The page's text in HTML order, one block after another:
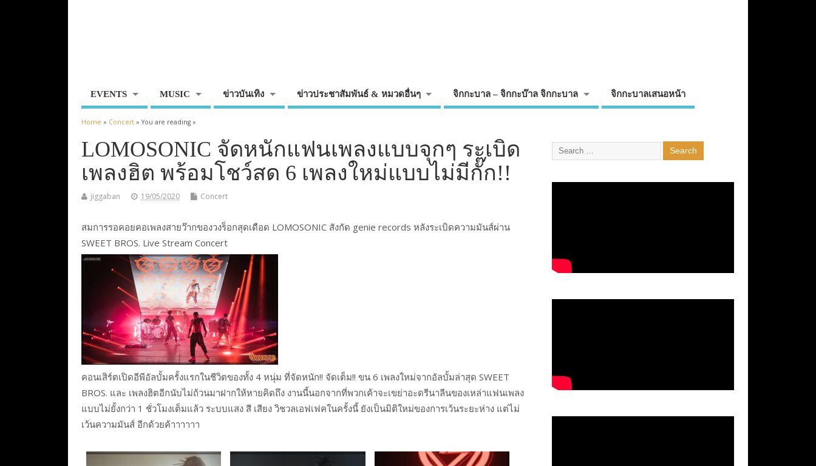
EVENTS MUSIC ข่าวบันเทิง ข่าวประชาสัมพันธ์ & หมวดอื่นๆ จิกกะบาล – จิกกะบ๊าล จิกกะบาล จิกกะบาลเสนอหน้า
Home » Concert » You are reading »
LOMOSONIC จัดหนักแฟนเพลงแบบจุกๆ ระเบิด
เพลงฮิต พร้อมโชว์สด 6 เพลงใหม่แบบไม่มีกั๊ก!!
jiggaban 19/05/2020 Concert
สมการรอคอยคอเพลงสายว๊ากของวงร็อกสุดเดือด LOMOSONIC สังกัด genie records หลังระเบิดความมันส์ผ่าน
SWEET BROS. Live Stream Concert
คอนเสิร์ตเปิดอีพีอัลบั้มครั้งแรกในชีวิตของทั้ง 4 หนุ่ม ที่จัดหนัก!! จัดเต็ม!! ขน 6 เพลงใหม่จากอัลบั้มล่าสุด SWEET
BROS. และ เพลงฮิตอีกนับไม่ถ้วนมาฝากให้หายคิดถึง งานนี้นอกจากที่พวกเค้าจะเขย่าอะดรีนาลีนของเหล่าแฟนเพลง
แบบไม่ยั้งกว่า 1 ชั่วโมงเต็มแล้ว ระบบแสง สี เสียง วิชวลเอฟเฟคในครั้งนี้ ยังเป็นมิติใหม่ของการเว้นระยะห่าง แต่ไม่
เว้นความมันส์ อีกด้วยค้าาาาาา